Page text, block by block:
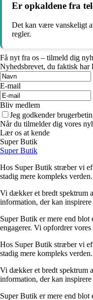
Er opkaldene fra
Det kan være vanskeligt
regler.
Få nyt fra os – tilmeld dig
Nyhedsbrevet, du faktisk har
E-mail
Bliv medlem
Jeg godkender
Når du tilmelder dig vores
Lær os at kende
Super Butik
Super Butik
Hos Super Butik stræber vi
stadig mere kompleks
Vi dækker et bredt spektrum
information, der kan
Super Butik er mere end
engagerer. Vi opfordrer
Hos Super Butik stræber vi
stadig mere kompleks
Vi dækker et bredt spektrum
information, der kan
Super Butik er mere end